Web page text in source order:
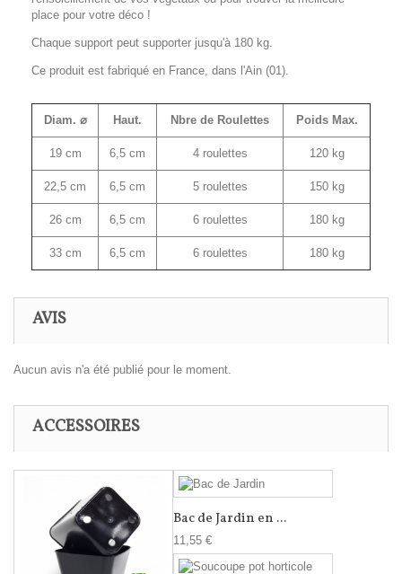
place pour votre déco !
Chaque support peut supporter jusqu'à 180 kg.
Ce produit est fabriqué en France, dans l'Ain (01).
Diam. ⌀ Haut. Nbre de Roulettes Poids Max.
19 cm 6,5 cm 4 roulettes 120 kg
22,5 cm 6,5 cm 5 roulettes 150 kg
26 cm 6,5 cm 6 roulettes 180 kg
33 cm 6,5 cm 6 roulettes 180 kg
AVIS
Aucun avis n'a été publié pour le moment.
ACCESSOIRES
Bac de Jardin en ...
11,55 €